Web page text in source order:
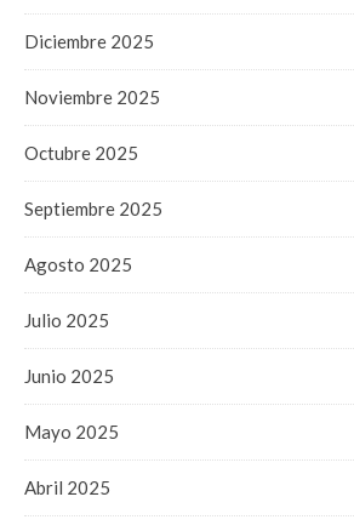
Diciembre 2025
Noviembre 2025
Octubre 2025
Septiembre 2025
Agosto 2025
Julio 2025
Junio 2025
Mayo 2025
Abril 2025